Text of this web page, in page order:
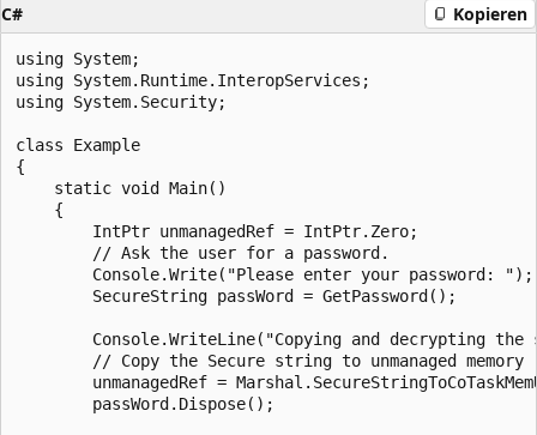
C# Kopieren
using System;
using System.Runtime.InteropServices;
using System.Security;
class Example
{
    static void Main()
    {
        IntPtr unmanagedRef = IntPtr.Zero;
        // Ask the user for a password.
        Console.Write("Please enter your password: ");
        SecureString passWord = GetPassword();
Console.WriteLine("Copying and decrypting the
// Copy the Secure string to unmanaged memory
unmanagedRef =
        passWord.Dispose();